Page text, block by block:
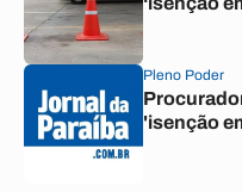
Pleno Poder
'isenção